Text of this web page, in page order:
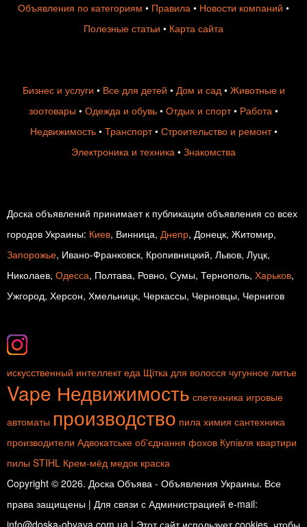
Объявления по категориям • Правила • Новости компаний •
Полезные статьи • Карта сайта
Бизнес и услуги • Все для детей • Дом и сад• Животные и
зоотовары • Одежда и обувь • Отдых и спорт• Работа •
Недвижимость• Транспорт• Строительство и ремонт•
Электроника и техника • Знакомства
Доска объявлений принимает к публикации объявления со всех
городов Украины: Киев, Винница, Днепр, Донецк, Житомир,
Запорожье, Ивано-Франковск, Кропивницкий, Львов, Луцк,
Николаев, Одесса, Полтава, Ровно, Сумы, Тернополь, Харьков,
Ужгород, Херсон, Хмельницк, Черкассы, Черновцы, Чернигов
искусственный интеллект еда Щітка для волосся чугунное литье
Vape Недвижимость спетехника игровые
автоматы производство пила химия сантехника
производители Адвокатське об'єднання фохов Купівля квартири
пилы STIHL Крем-мёд медок краска
Copyright © 2026. Доска Объява - Объявления Украины. Все
права защищены | Для связи с Администрацией e-mail: